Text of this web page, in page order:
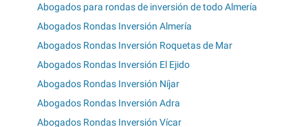
Abogados para rondas de inversión de todo Almería
Abogados Rondas Inversión Almería
Abogados Rondas Inversión Roquetas de Mar
Abogados Rondas Inversión El Ejido
Abogados Rondas Inversión Níjar
Abogados Rondas Inversión Adra
Abogados Rondas Inversión Vícar